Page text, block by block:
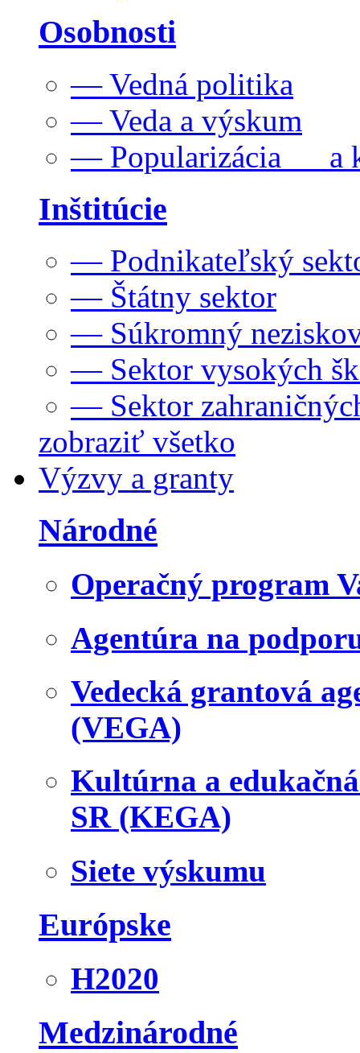
Osobnosti
— Vedná politika
— Veda a výskum
— Popularizácia a
Inštitúcie
— Podnikateľský
— Štátny sektor
— Súkromný
— Sektor vysokých
— Sektor
zobraziť všetko
Výzvy a granty
Národné
Operačný program
Agentúra na
Vedecká grantová
(VEGA)
Kultúrna a
SR (KEGA)
Siete výskumu
Európske
H2020
Medzinárodné